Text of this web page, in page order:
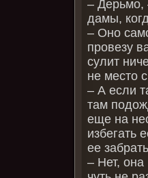
– Дерьмо,
дамы,
– Оно
провезу
сулит
не место
– А если
там
еще на
избегать
ее
– Нет,